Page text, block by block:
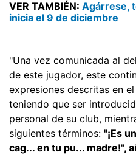
VER TAMBIÉN: Agárrese,
inicia el 9 de diciembre
"Una vez comunicada al
de este jugador, este
expresiones descritas en
teniendo que ser
personal de su club,
siguientes términos: "¡Es
cag... en tu pu... madre!",